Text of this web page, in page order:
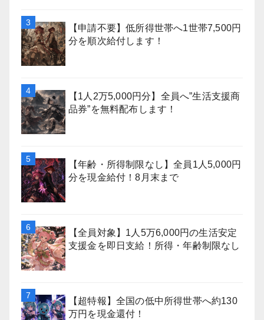
【申請不要】低所得世帯へ1世帯7,500円
分を順次給付します！
【1人2万5,000円分】全員へ”生活支援商
品券”を無料配布します！
【年齢・所得制限なし】全員1人5,000円
分を現金給付！8月末まで
【全員対象】1人5万6,000円の生活安定
支援金を即日支給！所得・年齢制限なし
【超特報】全国の低中所得世帯へ約130
万円を現金還付！